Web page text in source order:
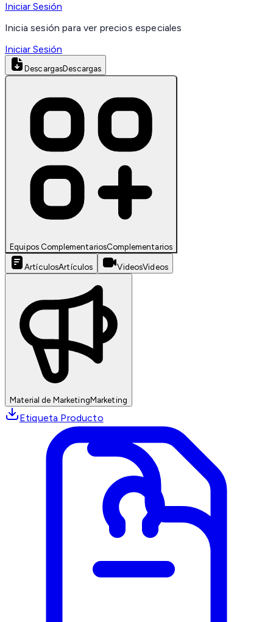
Iniciar Sesión
Inicia sesión para ver precios especiales
Iniciar Sesión
DescargasDescargas
Equipos ComplementariosComplementarios
ArtículosArtículos VideosVideos
Material de MarketingMarketing
Etiqueta Producto